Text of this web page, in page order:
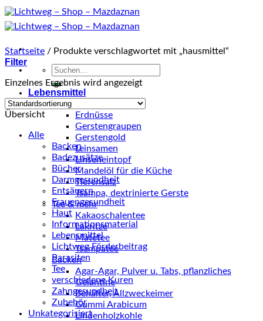
Zum
Inhalt
springen
Suche
nach:
Lebensmittel
Küche
Erdnüsse
Gerstengraupen
Gerstengold
Leinsamen
Linseneintopf
Mandelöl für die Küche
Tiefensalz
Tsampa, dextrinierte Gerste
Tee & mehr
Kakaoschalentee
Lakritze
Matetee
Tsampatee
Backen
Agar-Agar, Pulver u. Tabs, pflanzliches
Gelantine
Behälter, Allzweckeimer
Gummi Arabicum
Lindenholzkohle
Startseite / Produkte verschlagwortet mit „hausmittel“
Filter
Einzelnes Ergebnis wird angezeigt
Übersicht
Alle
Backen
Badezusätze
Bücher
Darmgesundheit
Entsäuern
Frauengesundheit
Haut
Informationsmaterial
Lebensmittel
Lichtweg Förderbeitrag
Parasiten
Tee
verschiedene Kuren
Zahngesundheit
Zubehör
Unkategorisiert